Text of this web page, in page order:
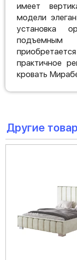
имеет
модели
установка
подъемным
практичное
кровать
Другие